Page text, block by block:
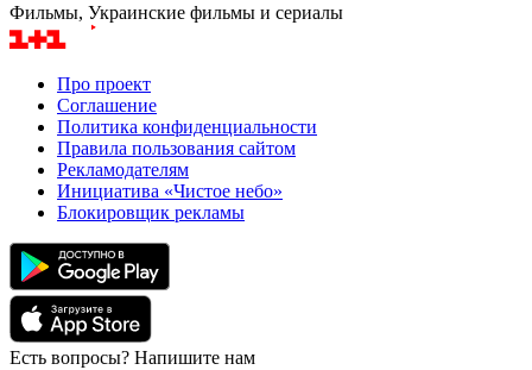
Фильмы, Украинские фильмы и сериалы
Про проект
Соглашение
Политика конфиденциальности
Правила пользования сайтом
Рекламодателям
Инициатива «Чистое небо»
Блокировщик рекламы
Есть вопросы? Напишите нам